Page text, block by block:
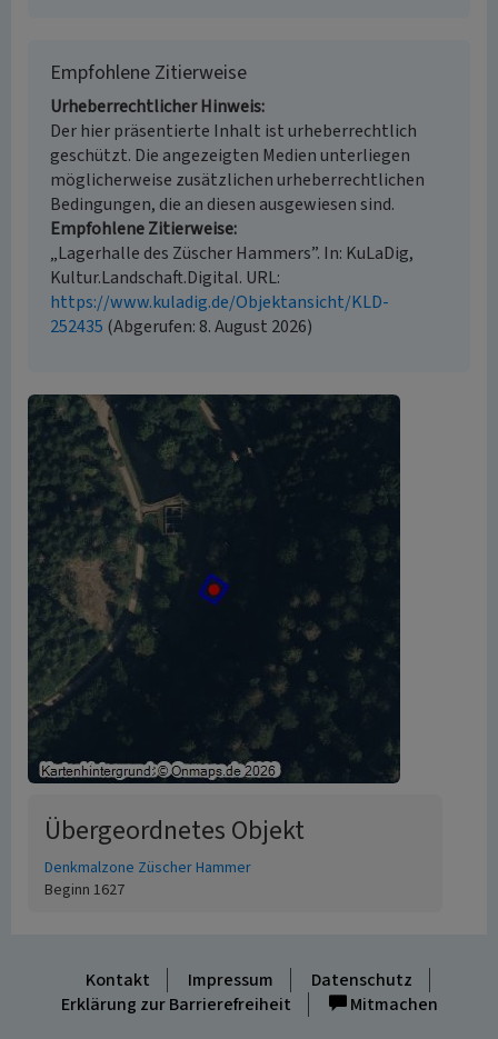
Empfohlene Zitierweise
Urheberrechtlicher Hinweis
Der hier präsentierte Inhalt ist urheberrechtlich
geschützt. Die angezeigten Medien unterliegen
möglicherweise zusätzlichen urheberrechtlichen
Bedingungen, die an diesen ausgewiesen sind.
Empfohlene Zitierweise
„Lagerhalle des Züscher Hammers”. In: KuLaDig,
Kultur.Landschaft.Digital. URL:
https://www.kuladig.de/Objektansicht/KLD-
252435 (Abgerufen: 8. August 2026)
Übergeordnetes Objekt
Denkmalzone Züscher Hammer
Beginn 1627
Kontakt Impressum
Datenschutz
Erklärung zur Barrierefreiheit
Mitmachen